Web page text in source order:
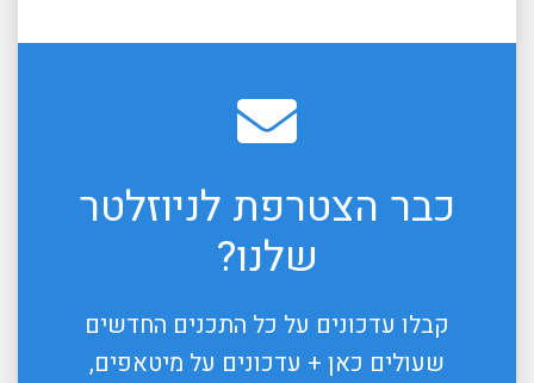
כבר הצטרפת לניוזלטר
שלנו?
קבלו עדכונים על כל התכנים החדשים
שעולים כאן + עדכונים על מיטאפים,